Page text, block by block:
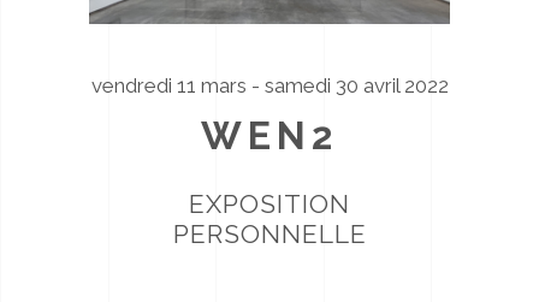
vendredi 11 mars - samedi 30 avril 2022
WEN2
EXPOSITION
PERSONNELLE